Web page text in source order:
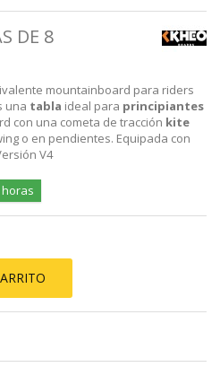
DE 8
mountainboard para riders
una tabla ideal para principiantes
con una cometa de tracción kite
o en pendientes. Equipada con
V4